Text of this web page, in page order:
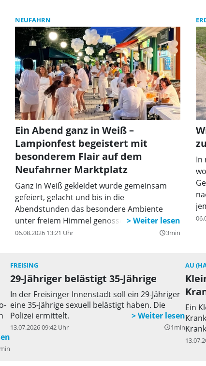
NEUFAHRN
Ein Abend ganz in Weiß –
Lampionfest begeistert mit
besonderem Flair auf dem
Neufahrner Marktplatz
Ganz in Weiß gekleidet wurde gemeinsam
gefeiert, gelacht und bis in die
Abendstunden das besondere Ambiente
unter freiem Himmel genossen.
06.08.2026 13:21 Uhr query_builder3min
In
FREISING
29-Jähriger belästigt 35-Jährige
In der Freisinger Innenstadt soll ein 29-Jähriger
eine 35-Jährige sexuell belästigt haben. Die
Polizei ermittelt.
13.07.2026 09:42 Uhr query_builder1min
AU
Ein